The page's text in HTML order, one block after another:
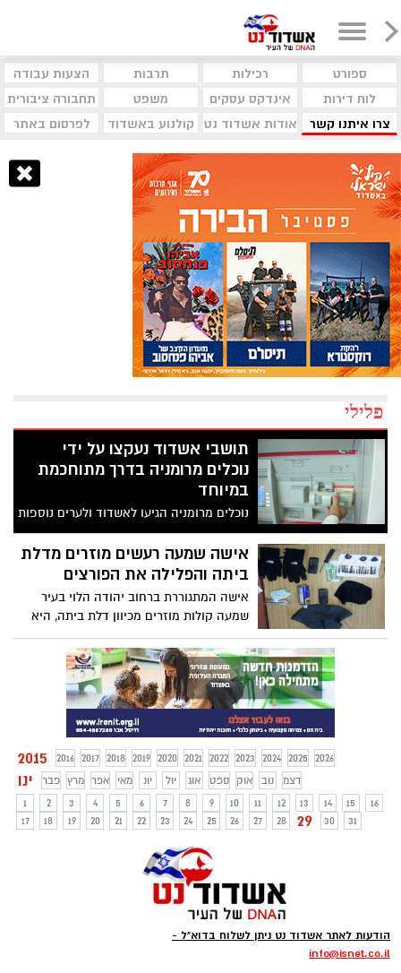
ספורט רכילות תרבות
הצעות עבודה
לוח דירות
אינדקס עסקים משפט
תחבורה ציבורית
צרו איתנו קשר
אודות אשדוד נט קולנוע באשדוד לפרסום באתר
פלילי
תושבי אשדוד נעקצו על ידי
נוכלים מרומניה בדרך מתוחכמת
במיוחד
נוכלים מרומניה הגיעו לאשדוד ולערים נוספות
בארץ, התקינו מצלמות ומכשירים לקריאת
כרטיסי אשראי בכספומטים ולאחר שעזבו
האנשים את הכספומט, הגיעו הנוכלים, קראו
אישה שמעה רעשים מוזרים מדלת
ביתה והפלילה את הפורצים
אישה המתגוררת ברחוב יהודה הלוי בעיר
שמעה קולות מוזרים מכיוון דלת ביתה, היא
הבחינה כי מדובר ככל הנראה בזרים המנסים
לפרוץ את הדלת והזעיקה משטרה, כוחות
המשטרה הגיעו במהירות והספיקו לתפוס את
החשודים על חם
2015 2016 2017 2018 2019 2020 2021 2022 2023 2024 2025 2026
ינו פבר מרץ אפר מאי יונ יול אוג ספט אוק נוב
דצמ
1
2 3 4 5 6 7 8 9 10 11 12 13 14 15
16
17
18 19 20 21 22 23 24 25 26 27 28 29 30 31
הודעות לאתר אשדוד נט ניתן לשלוח בדוא"ל -
info@isnet.co.il